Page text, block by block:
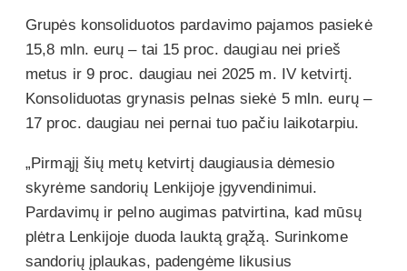
Grupės konsoliduotos pardavimo pajamos pasiekė
15,8 mln. eurų – tai 15 proc. daugiau nei prieš
metus ir 9 proc. daugiau nei 2025 m. IV ketvirtį.
Konsoliduotas grynasis pelnas siekė 5 mln. eurų –
17 proc. daugiau nei pernai tuo pačiu laikotarpiu.
„Pirmąjį šių metų ketvirtį daugiausia dėmesio
skyrėme sandorių Lenkijoje įgyvendinimui.
Pardavimų ir pelno augimas patvirtina, kad mūsų
plėtra Lenkijoje duoda lauktą grąžą. Surinkome
sandorių įplaukas, padengėme likusius